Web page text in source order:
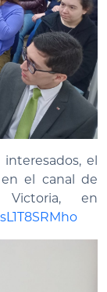
el
el canal de
en